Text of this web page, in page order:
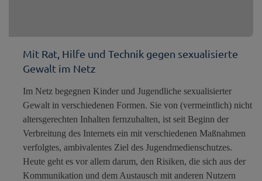
Mit Rat, Hilfe und Technik gegen sexualisierte
Gewalt im Netz
Im Netz begegnen Kinder und Jugendliche sexualisierter
Gewalt in verschiedenen Formen. Sie von (vermeintlich) nicht
altersgerechten Inhalten fernzuhalten, ist seit Beginn der
Verbreitung des Internets ein mit verschiedenen Maßnahmen
verfolgtes, ambivalentes Ziel des Jugendmedienschutzes.
Heute geht es vor allem darum, den Risiken, die sich aus der
Kommunikation und dem Austausch mit anderen Nutzern